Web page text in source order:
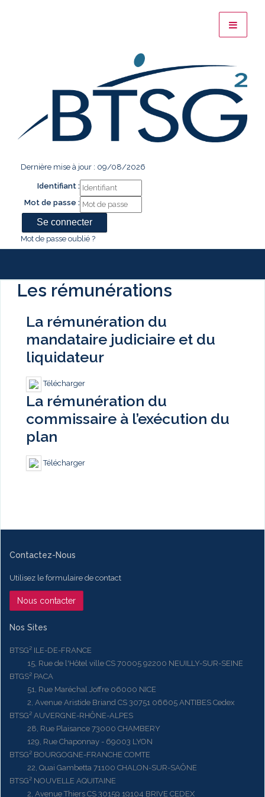
Dernière mise à jour : 09/08/2026
Identifiant :
Mot de passe :
Mot de passe oublié ?
Les rémunérations
La rémunération du
mandataire judiciaire et du
liquidateur
Télécharger
La rémunération du
commissaire à l’exécution du
plan
Télécharger
Contactez-Nous
Utilisez le formulaire de contact
Nous contacter
Nos Sites
BTSG² ILE-DE-FRANCE
15, Rue de l'Hôtel ville CS 70005 92200 NEUILLY-SUR-SEINE
BTGS² PACA
51, Rue Maréchal Joffre 06000 NICE
2, Avenue Aristide Briand CS 30751 06605 ANTIBES Cedex
BTSG² AUVERGNE-RHÔNE-ALPES
28, Rue Plaisance 73000 CHAMBERY
129, Rue Chaponnay - 69003 LYON
BTSG² BOURGOGNE-FRANCHE COMTE
22, Quai Gambetta 71100 CHALON-SUR-SAÔNE
BTSG² NOUVELLE AQUITAINE
2, Avenue Thiers CS 30159 19104 BRIVE CEDEX